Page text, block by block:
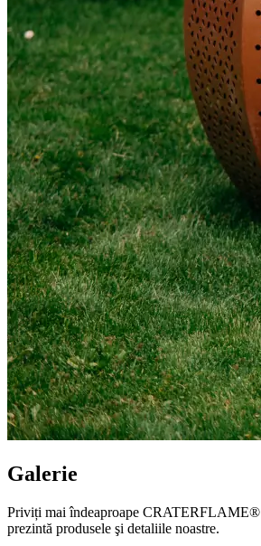
Galerie
Priviți mai îndeaproape CRATERFLAME®
prezintă produsele şi detaliile noastre.